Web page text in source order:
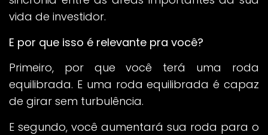
vida de investidor.
E por que isso é relevante pra você?
Primeiro, por que você terá uma roda
equilibrada. E uma roda equilibrada é capaz
de girar sem turbulência.
E segundo, você aumentará sua roda para o